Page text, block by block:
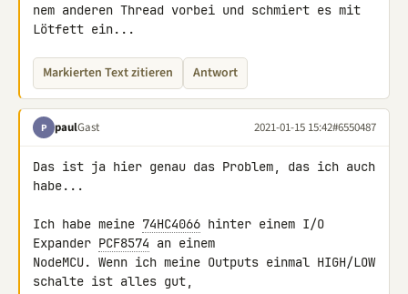
nem anderen Thread vorbei und schmiert es mit
Lötfett ein...
Markierten Text zitieren Antwort
P paulGast 2021-01-15 15:42#6550487
Das ist ja hier genau das Problem, das ich auch
habe...
Ich habe meine 74HC4066 hinter einem I/O
Expander PCF8574 an einem
NodeMCU. Wenn ich meine Outputs einmal HIGH/LOW
schalte ist alles gut,